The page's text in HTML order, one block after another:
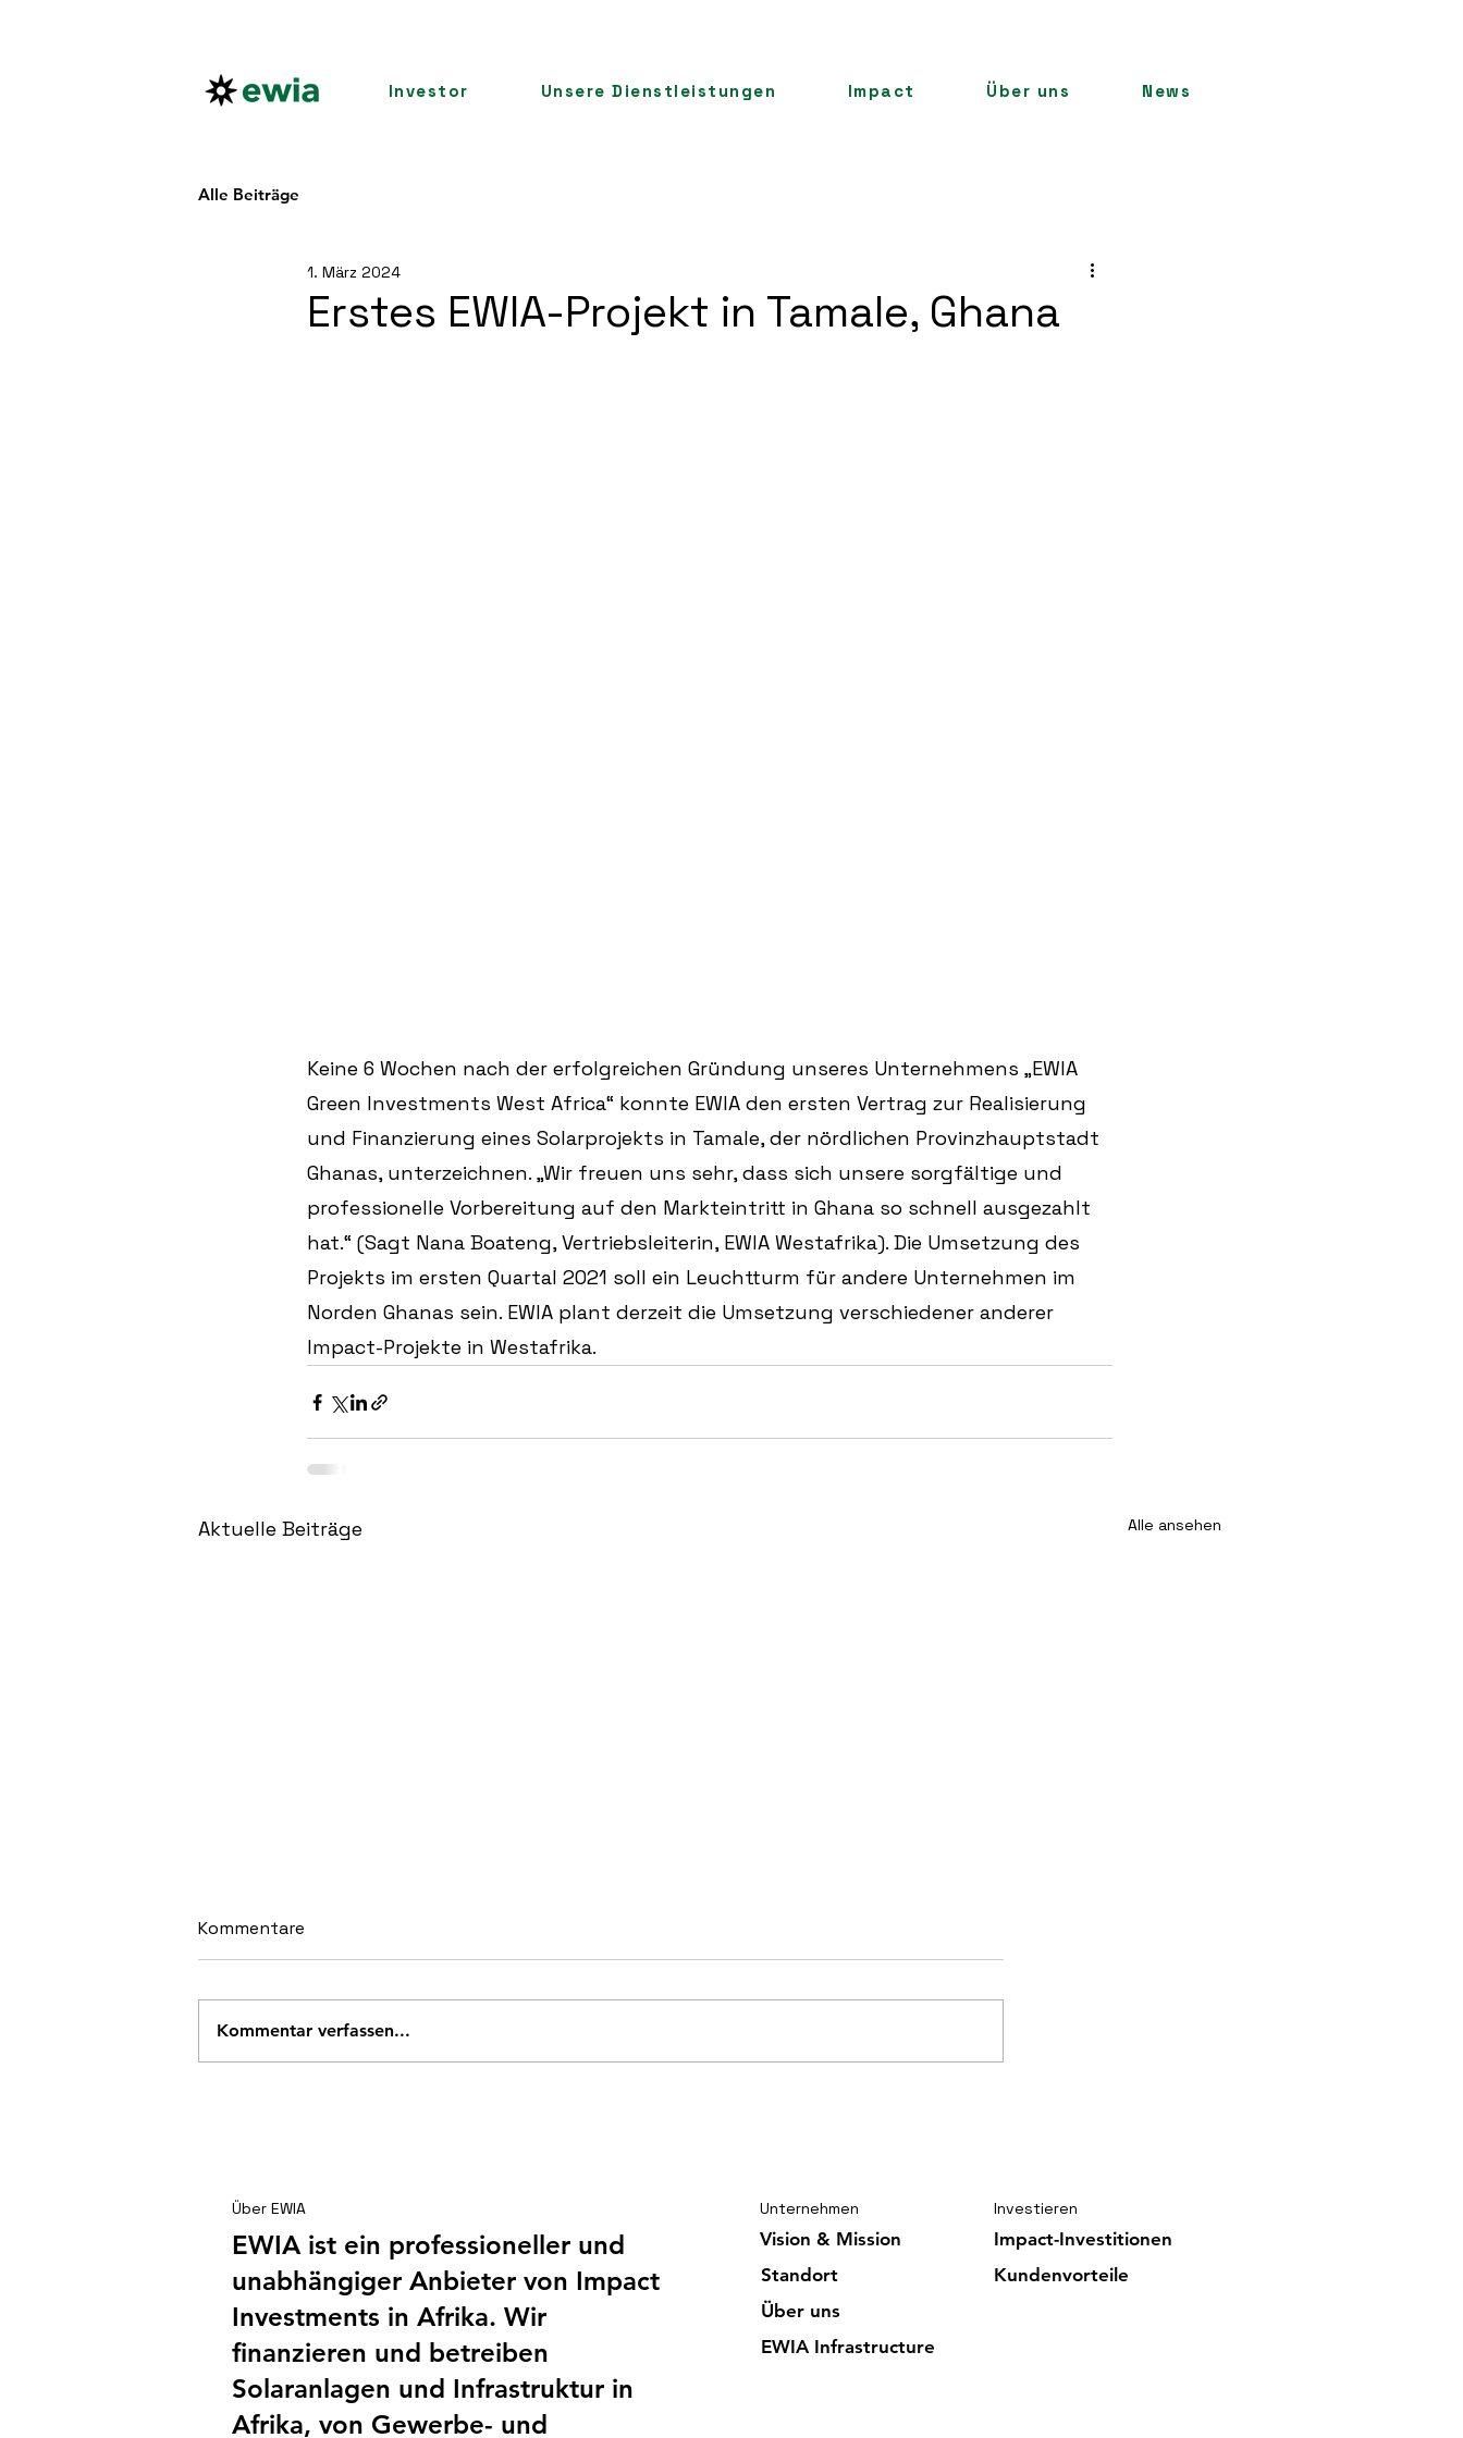
Investor Unsere Dienstleistungen Impact Über uns News
Alle Beiträge
Erstes EWIA-Projekt in Tamale, Ghana
1. März 2024
Keine 6 Wochen nach der erfolgreichen Gründung unseres Unternehmens „EWIA
Green Investments West Africa“ konnte EWIA den ersten Vertrag zur Realisierung
und Finanzierung eines Solarprojekts in Tamale, der nördlichen Provinzhauptstadt
Ghanas, unterzeichnen. „Wir freuen uns sehr, dass sich unsere sorgfältige und
professionelle Vorbereitung auf den Markteintritt in Ghana so schnell ausgezahlt
hat.“ (Sagt Nana Boateng, Vertriebsleiterin, EWIA Westafrika). Die Umsetzung des
Projekts im ersten Quartal 2021 soll ein Leuchtturm für andere Unternehmen im
Norden Ghanas sein. EWIA plant derzeit die Umsetzung verschiedener anderer
Impact-Projekte in Westafrika.
Aktuelle Beiträge Alle ansehen
Kommentare
Kommentar verfassen...
Über EWIA
EWIA ist ein professioneller und
unabhängiger Anbieter von Impact
Investments in Afrika. Wir
finanzieren und betreiben
Solaranlagen und Infrastruktur in
Afrika, von Gewerbe- und
Unternehmen
Vision & Mission
Standort
Investieren
Impact-Investitionen
Kundenvorteile
Über uns
EWIA Infrastructure